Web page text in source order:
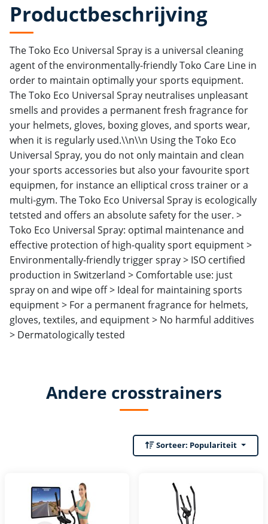
Productbeschrijving
The Toko Eco Universal Spray is a universal cleaning
agent of the environmentally-friendly Toko Care Line in
order to maintain optimally your sports equipment.
The Toko Eco Universal Spray neutralises unpleasant
smells and provides a permanent fresh fragrance for
your helmets, gloves, boxing gloves, and sports wear,
when it is regularly used.\\n\\n Using the Toko Eco
Universal Spray, you do not only maintain and clean
your sports accessories but also your favourite sport
equipmen, for instance an elliptical cross trainer or a
multi-gym. The Toko Eco Universal Spray is ecologically
tetsted and offers an absolute safety for the user. >
Toko Eco Universal Spray: optimal maintenance and
effective protection of high-quality sport equipment >
Environmentally-friendly trigger spray > ISO certified
production in Switzerland > Comfortable use: just
spray on and wipe off > Ideal for maintaining sports
equipment > For a permanent fragrance for helmets,
gloves, textiles, and equipment > No harmful additives
> Dermatologically tested
Andere crosstrainers
Sorteer: Populariteit